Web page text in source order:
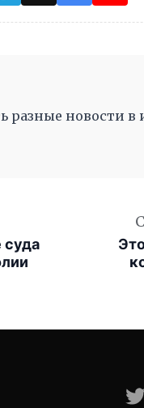
разные новости в
суда